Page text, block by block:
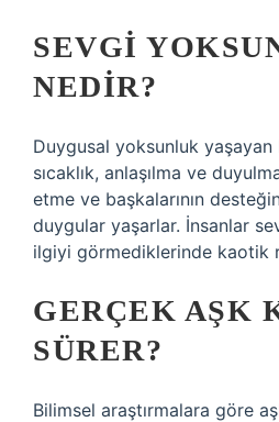
SEVGI
NEDIR?
Duygusal yoksunluk
sıcaklık, anlaşılma ve
etme ve başkalarının
duygular yaşarlar. İnsanlar
ilgiyi görmediklerinde kaotik
GERÇEK AŞK
SÜRER?
Bilimsel araştırmalara göre